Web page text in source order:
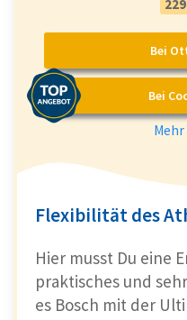
Bei
Bei
Flexibilität des
Hier musst Du eine
praktisches und
es Bosch mit der